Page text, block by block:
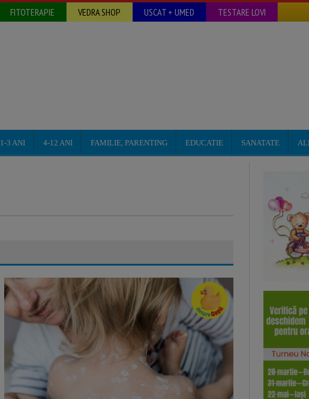
FITOTERAPIE VEDRA SHOP USCAT + UMED TESTARE LOVI
1-3 ANI 4-12 ANI FAMILIE, PARENTING EDUCATIE SANATATE